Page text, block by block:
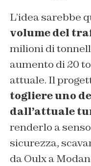
L’idea sarebbe
volume del
milioni di
aumento di 20
attuale. Il
togliere uno
dall’attuale
renderlo a
sicurezza,
da Oulx a